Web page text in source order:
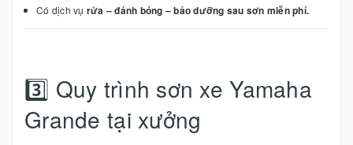
Có dịch vụ rửa – đánh bóng – bảo dưỡng sau sơn miễn phí.
3️⃣ Quy trình sơn xe Yamaha
Grande tại xưởng